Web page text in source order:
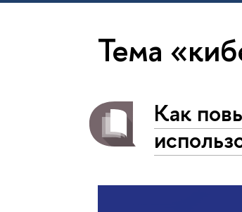
Тема
Как